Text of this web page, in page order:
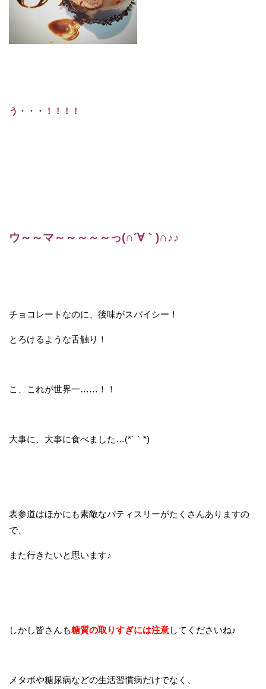
う・・・！！！！
ウ～～マ～～～～～っ(∩´∀｀)∩♪♪
チョコレートなのに、後味がスパイシー！
とろけるような舌触り！
こ、これが世界一……！！
大事に、大事に食べました…(*´｀*)
表参道はほかにも素敵なパティスリーがたくさんありますの
で、
また行きたいと思います♪
しかし皆さんも糖質の取りすぎには注意してくださいね♪
メタボや糖尿病などの生活習慣病だけでなく、